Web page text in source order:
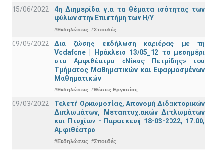
15/06/2022
4η Διημερίδα για τα θέματα ισότητας των
φύλων στην Επιστήμη των Η/Υ
#Εκδηλώσεις #Σπουδές
09/05/2022
Δια ζώσης εκδήλωση καριέρας με τη
Vodafone | Ηράκλειο 13/05_12 το μεσημέρι
στο Αμφιθέατρο «Νίκος Πετρίδης» του
Τμήματος Μαθηματικών και Εφαρμοσμένων
Μαθηματικών
#Εκδηλώσεις #Θέσεις Εργασίας
09/03/2022
Τελετή Ορκωμοσίας, Απονομή Διδακτορικών
Διπλωμάτων, Μεταπτυχιακών Διπλωμάτων
και Πτυχίων - Παρασκευή 18-03-2022, 17:00,
Αμφιθέατρο
#Εκδηλώσεις #Σπουδές